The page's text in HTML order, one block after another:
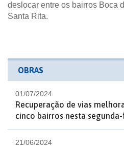
deslocar entre os bairros Boca
Santa Rita.
OBRAS
01/07/2024
Recuperação de vias
cinco bairros nesta
21/06/2024